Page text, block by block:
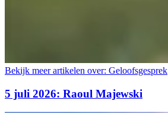
Bekijk meer artikelen over: Geloofsgesprek
5 juli 2026: Raoul Majewski